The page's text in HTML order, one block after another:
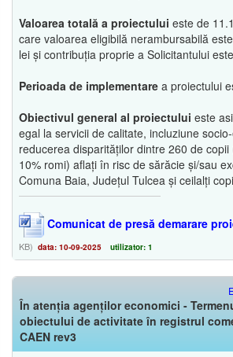
Valoarea totală a proiectului este de
care valoarea eligibilă nerambursabilă
lei și contribuția proprie a Solicitantului
Perioada de implementare a proiectului
Obiectivul general al proiectului este
egal la servicii de calitate, incluziune
reducerea disparităților dintre 260 de
10% romi) aflați în risc de sărăcie și/sau
Comuna Baia, Județul Tulcea și ceilalți
Comunicat de presă demarare
KB) data: 10-09-2025 utilizator: 1
În atenția agenților economici -
obiectului de activitate în registrul
CAEN rev3